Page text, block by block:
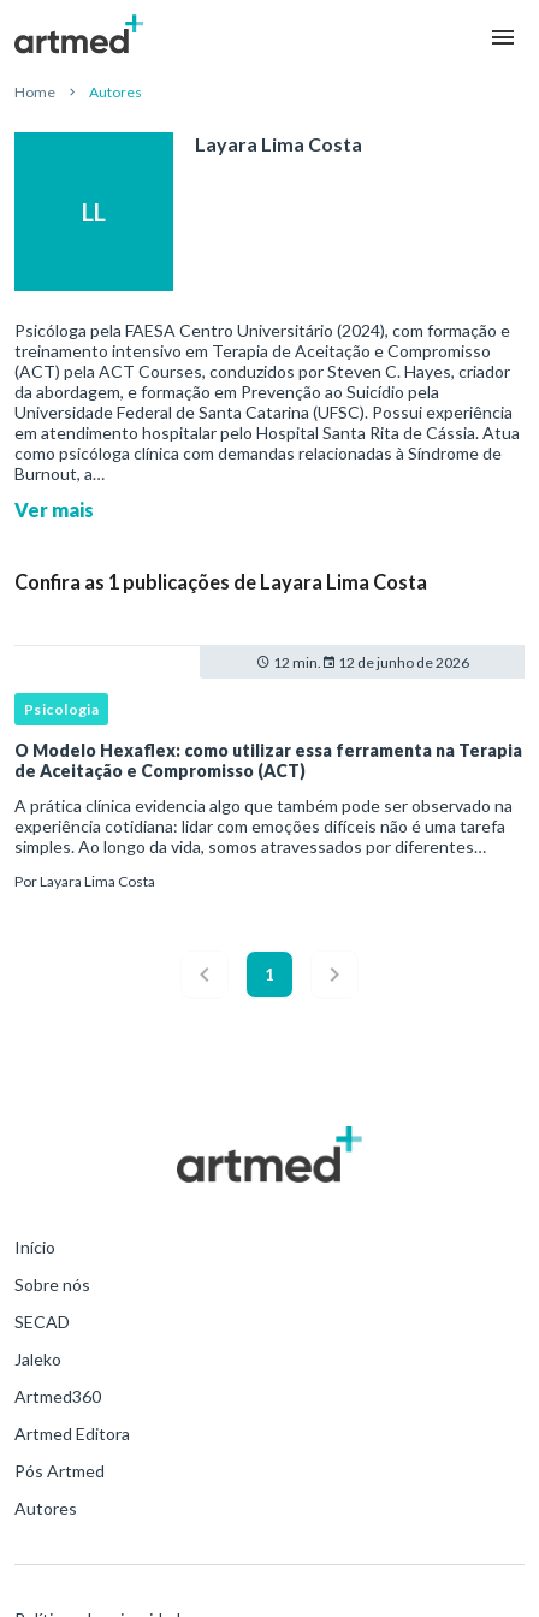
Home Autores
LL
Layara Lima Costa
Psicóloga pela FAESA Centro Universitário (2024), com formação e
treinamento intensivo em Terapia de Aceitação e Compromisso
(ACT) pela ACT Courses, conduzidos por Steven C. Hayes, criador
da abordagem, e formação em Prevenção ao Suicídio pela
Universidade Federal de Santa Catarina (UFSC). Possui experiência
em atendimento hospitalar pelo Hospital Santa Rita de Cássia. Atua
como psicóloga clínica com demandas relacionadas à Síndrome de
Burnout, a…
Ver mais
Confira as 1 publicações de Layara Lima Costa
12 min. 12 de junho de 2026
Psicologia
O Modelo Hexaflex: como utilizar essa ferramenta na Terapia
de Aceitação e Compromisso (ACT)
A prática clínica evidencia algo que também pode ser observado na
experiência cotidiana: lidar com emoções difíceis não é uma tarefa
simples. Ao longo da vida, somos atravessados por diferentes
PorLayara Lima Costa
1
Início
Sobre nós
SECAD
Jaleko
Artmed360
Artmed Editora
Pós Artmed
Autores